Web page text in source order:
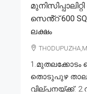
സെൻ്റ് 600
ലക്ഷം
1.മുതലക്കോടം
തൊടുപുഴ
വില്പനയ്ക്ക്.